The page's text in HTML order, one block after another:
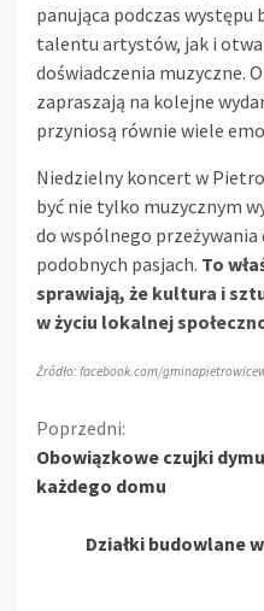
panująca podczas występu
talentu artystów, jak i
doświadczenia muzyczne.
zapraszają na kolejne
przyniosą równie wiele
Niedzielny koncert w
być nie tylko muzycznym
do wspólnego
podobnych pasjach. To
sprawiają, że kultura i
w życiu lokalnej
Źródło: facebook.com/
Kontynuuj
czytanie
Poprzedni:
Obowiązkowe czujki
każdego domu
Działki budowlane